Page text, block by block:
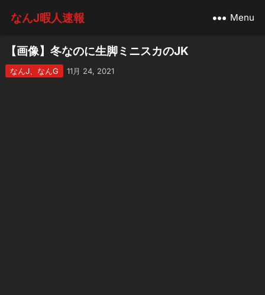
なんJ暇人速報 Menu
【画像】冬なのに生脚ミニスカのJK
なんJ、なんG 11月 24, 2021